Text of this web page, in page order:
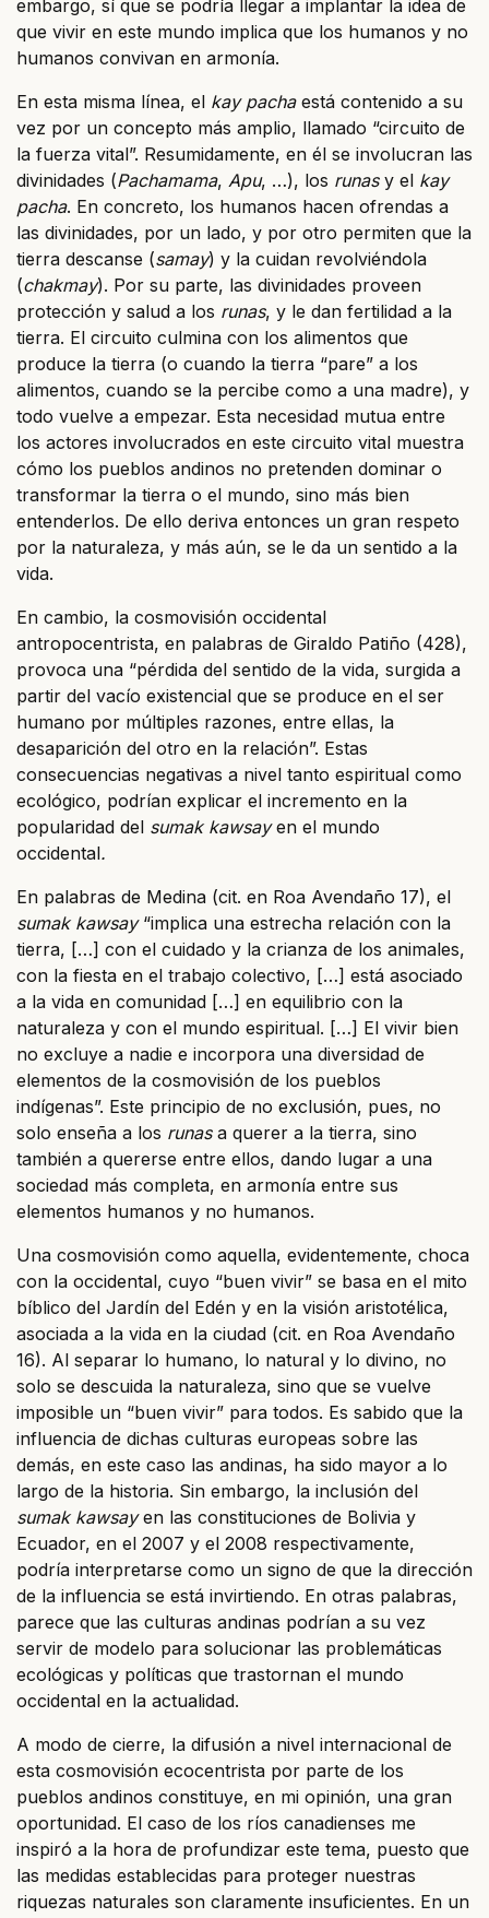
embargo, sí que se podría llegar a implantar la idea de
que vivir en este mundo implica que los humanos y no
humanos convivan en armonía.
En esta misma línea, el kay pachaestá contenido a su
vez por un concepto más amplio, llamado “circuito de
la fuerza vital”. Resumidamente, en él se involucran las
divinidades (Pachamama, Apu, …), los runasy el kay
pacha. En concreto, los humanos hacen ofrendas a
las divinidades, por un lado, y por otro permiten que la
tierra descanse (samay) y la cuidan revolviéndola
(chakmay). Por su parte, las divinidades proveen
protección y salud a los runas, y le dan fertilidad a la
tierra. El circuito culmina con los alimentos que
produce la tierra (o cuando la tierra “pare” a los
alimentos, cuando se la percibe como a una madre), y
todo vuelve a empezar. Esta necesidad mutua entre
los actores involucrados en este circuito vital muestra
cómo los pueblos andinos no pretenden dominar o
transformar la tierra o el mundo, sino más bien
entenderlos. De ello deriva entonces un gran respeto
por la naturaleza, y más aún, se le da un sentido a la
vida.
En cambio, la cosmovisión occidental
antropocentrista, en palabras de Giraldo Patiño (428),
provoca una “pérdida del sentido de la vida, surgida a
partir del vacío existencial que se produce en el ser
humano por múltiples razones, entre ellas, la
desaparición del otro en la relación”. Estas
consecuencias negativas a nivel tanto espiritual como
ecológico, podrían explicar el incremento en la
popularidad del sumak kawsayen el mundo
occidental.
En palabras de Medina (cit. en Roa Avendaño 17), el
sumak kawsay“implica una estrecha relación con la
tierra, […] con el cuidado y la crianza de los animales,
con la fiesta en el trabajo colectivo, […] está asociado
a la vida en comunidad […] en equilibrio con la
naturaleza y con el mundo espiritual. […] El vivir bien
no excluye a nadie e incorpora una diversidad de
elementos de la cosmovisión de los pueblos
indígenas”. Este principio de no exclusión, pues, no
solo enseña a los runas a querer a la tierra, sino
también a quererse entre ellos, dando lugar a una
sociedad más completa, en armonía entre sus
elementos humanos y no humanos.
Una cosmovisión como aquella, evidentemente, choca
con la occidental, cuyo “buen vivir” se basa en el mito
bíblico del Jardín del Edén y en la visión aristotélica,
asociada a la vida en la ciudad (cit. en Roa Avendaño
16). Al separar lo humano, lo natural y lo divino, no
solo se descuida la naturaleza, sino que se vuelve
imposible un “buen vivir” para todos. Es sabido que la
influencia de dichas culturas europeas sobre las
demás, en este caso las andinas, ha sido mayor a lo
largo de la historia. Sin embargo, la inclusión del
sumak kawsayen las constituciones de Bolivia y
Ecuador, en el 2007 y el 2008 respectivamente,
podría interpretarse como un signo de que la dirección
de la influencia se está invirtiendo. En otras palabras,
parece que las culturas andinas podrían a su vez
servir de modelo para solucionar las problemáticas
ecológicas y políticas que trastornan el mundo
occidental en la actualidad.
A modo de cierre, la difusión a nivel internacional de
esta cosmovisión ecocentrista por parte de los
pueblos andinos constituye, en mi opinión, una gran
oportunidad. El caso de los ríos canadienses me
inspiró a la hora de profundizar este tema, puesto que
las medidas establecidas para proteger nuestras
riquezas naturales son claramente insuficientes. En un